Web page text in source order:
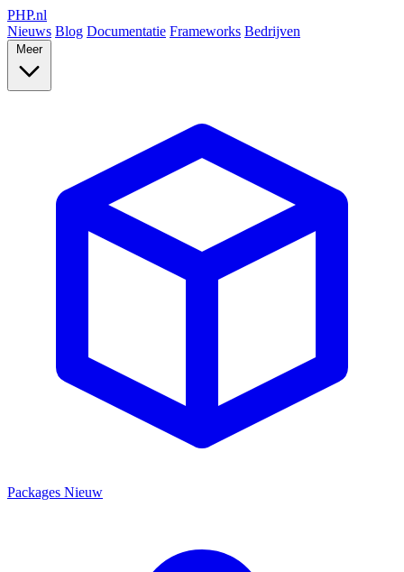
PHP.nl
Nieuws Blog Documentatie Frameworks Bedrijven
Meer
Packages Nieuw